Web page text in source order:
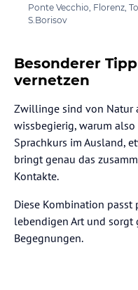
Ponte Vecchio, Florenz,
S.Borisov
Besonderer
vernetzen
Zwillinge sind von Natur
wissbegierig, warum
Sprachkurs im Ausland,
bringt genau das
Kontakte.
Diese Kombination
lebendigen Art und
Begegnungen.